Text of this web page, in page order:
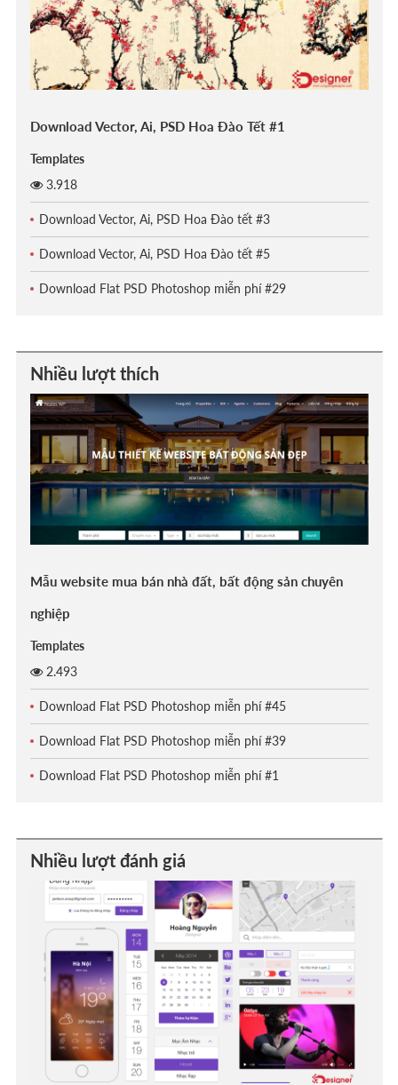
Download Vector, Ai, PSD Hoa Đào Tết #1
Templates
3.918
Download Vector, Ai, PSD Hoa Đào tết #3
Download Vector, Ai, PSD Hoa Đào tết #5
Download Flat PSD Photoshop miễn phí #29
Nhiều lượt thích
Mẫu website mua bán nhà đất, bất động sản chuyên
nghiệp
Templates
2.493
Download Flat PSD Photoshop miễn phí #45
Download Flat PSD Photoshop miễn phí #39
Download Flat PSD Photoshop miễn phí #1
Nhiều lượt đánh giá